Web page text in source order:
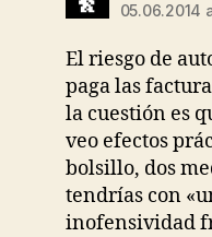
05.06.2014
El riesgo de
paga las
la cuestión es
veo efectos
bolsillo, dos
tendrías con
inofensividad